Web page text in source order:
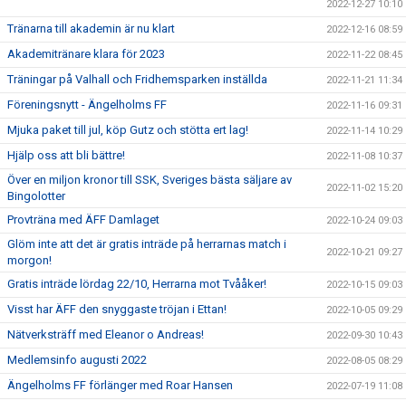
2022-12-27 10:10
Tränarna till akademin är nu klart 2022-12-16 08:59
Akademitränare klara för 2023 2022-11-22 08:45
Träningar på Valhall och Fridhemsparken inställda 2022-11-21 11:34
Föreningsnytt - Ängelholms FF 2022-11-16 09:31
Mjuka paket till jul, köp Gutz och stötta ert lag! 2022-11-14 10:29
Hjälp oss att bli bättre! 2022-11-08 10:37
Över en miljon kronor till SSK, Sveriges bästa säljare av
Bingolotter
2022-11-02 15:20
Provträna med ÄFF Damlaget 2022-10-24 09:03
Glöm inte att det är gratis inträde på herrarnas match i
morgon!
2022-10-21 09:27
Gratis inträde lördag 22/10, Herrarna mot Tvååker! 2022-10-15 09:03
Visst har ÄFF den snyggaste tröjan i Ettan! 2022-10-05 09:29
Nätverksträff med Eleanor o Andreas! 2022-09-30 10:43
Medlemsinfo augusti 2022 2022-08-05 08:29
Ängelholms FF förlänger med Roar Hansen 2022-07-19 11:08